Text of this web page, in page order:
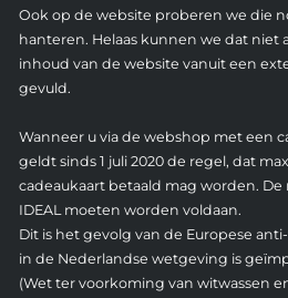
Ook op de website proberen we die
hanteren. Helaas kunnen we dat niet
inhoud van de website vanuit een
gevuld.
Wanneer u via de webshop met een
geldt sinds 1 juli 2020 de regel, dat
cadeaukaart betaald mag worden. De
IDEAL moeten worden voldaan.
Dit is het gevolg van de Europese
in de Nederlandse wetgeving is
(Wet ter voorkoming van witwassen